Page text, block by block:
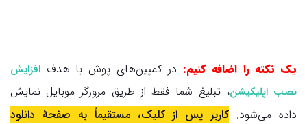
یک نکته را اضافه کنیم: در کمپین‌های پوش با هدف افزایش
نصب اپلیکیشن، تبلیغ شما فقط از طریق مرورگر موبایل نمایش
داده می‌شود. کاربر پس از کلیک، مستقیماً به صفحهٔ دانلود